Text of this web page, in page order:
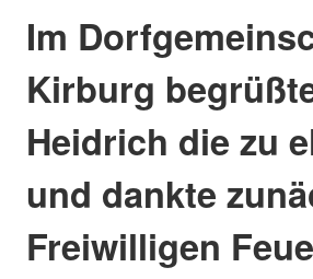
Im
Kirburg
Heidrich die zu
und dankte
Freiwilligen